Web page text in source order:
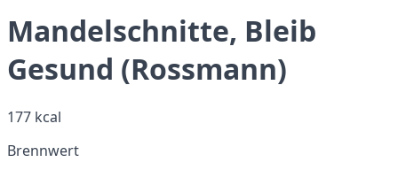
Mandelschnitte, Bleib
Gesund (Rossmann)
177 kcal
Brennwert